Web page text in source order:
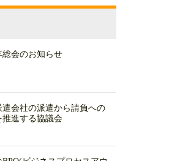
総会のお知らせ
遣会社の派遣から請負への
推進する協議会